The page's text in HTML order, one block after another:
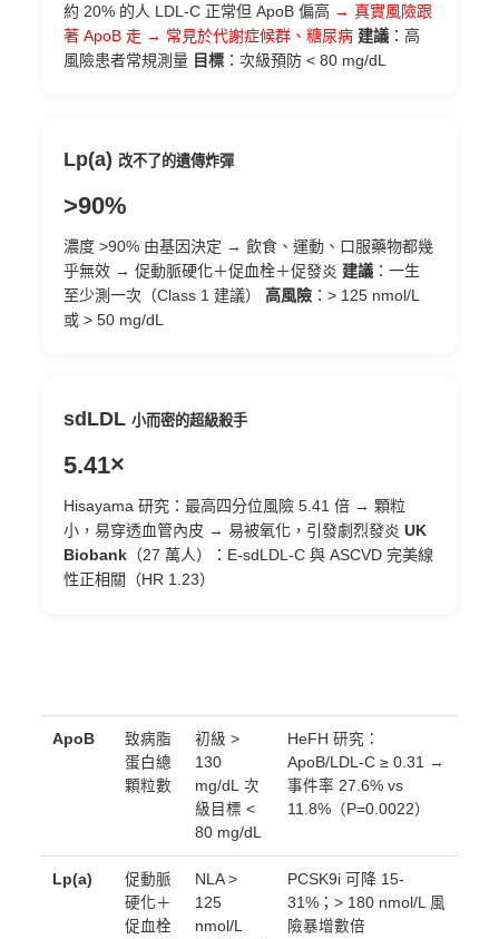
約 20% 的人 LDL-C 正常但 ApoB 偏高 → 真實風險跟
著 ApoB 走 → 常見於代謝症候群、糖尿病 建議 ：高
風險患者常規測量 目標 ：次級預防 < 80 mg/dL
Lp(a) 改不了的遺傳炸彈
>90%
濃度 >90% 由基因決定 → 飲食、運動、口服藥物都幾
乎無效 → 促動脈硬化＋促血栓＋促發炎 建議 ：一生
至少測一次（Class 1 建議）
高風險 ：> 125 nmol/L
或 > 50 mg/dL
sdLDL 小而密的超級殺手
5.41×
Hisayama 研究：最高四分位風險 5.41 倍 → 顆粒
小，易穿透血管內皮 → 易被氧化，引發劇烈發炎 UK
Biobank （27 萬人）：E-sdLDL-C 與 ASCVD 完美線
性正相關（HR 1.23）
ApoB
致病脂
蛋白總
顆粒數
初級 >
130
mg/dL
次
級目標 <
80 mg/dL
HeFH 研究：
ApoB/LDL-C ≥ 0.31 →
事件率 27.6% vs
11.8%（P=0.0022）
Lp(a)
促動脈
硬化＋
促血栓
NLA >
125
nmol/L
PCSK9i 可降 15-
31%；> 180 nmol/L 風
險暴增數倍